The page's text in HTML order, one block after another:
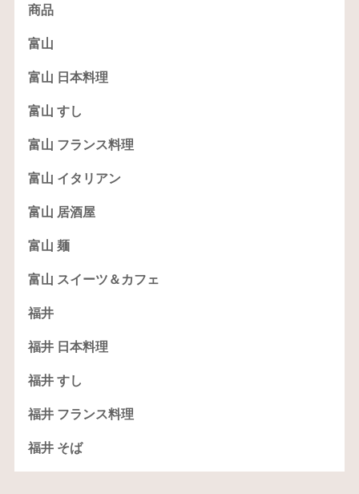
商品
富山
富山 日本料理
富山 すし
富山 フランス料理
富山 イタリアン
富山 居酒屋
富山 麺
富山 スイーツ＆カフェ
福井
福井 日本料理
福井 すし
福井 フランス料理
福井 そば